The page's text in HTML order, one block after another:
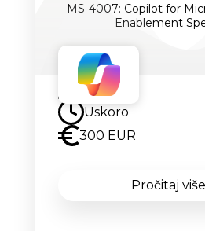
MS-4007: Copilot for
Enablement
Uskoro
Uskoro
300 EUR
Pročitaj više